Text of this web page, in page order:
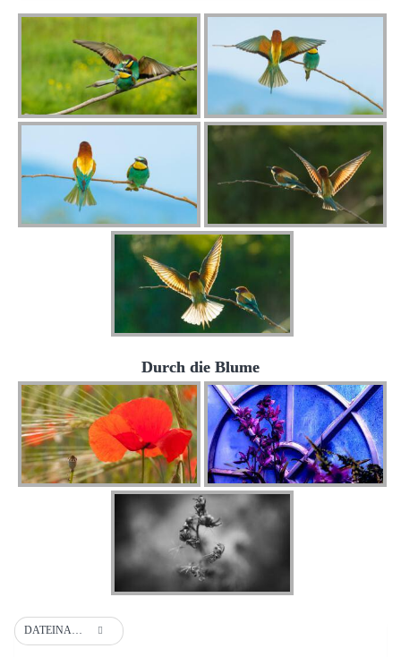
Durch die Blume
DATEINAME